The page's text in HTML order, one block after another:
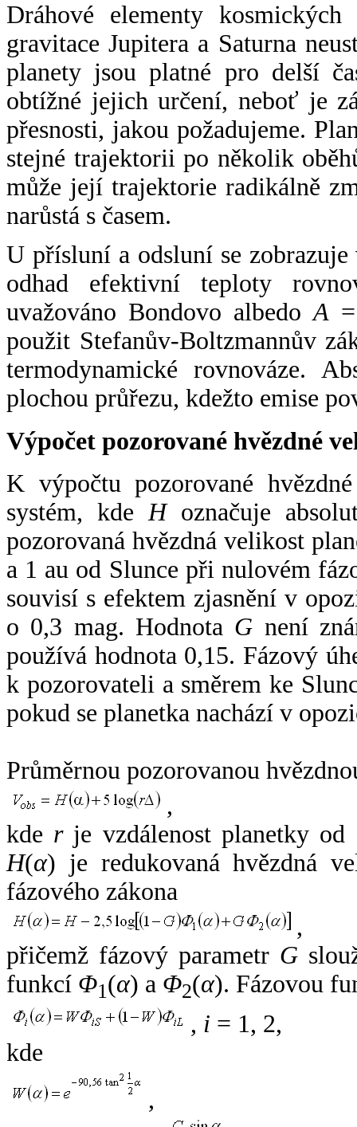
Dráhové elementy
gravitace Jupitera a Saturna
planety jsou platné pro delší
obtížné jejich určení, neboť je
přesnosti, jakou požadujeme.
stejné trajektorii po několik
může její trajektorie radikálně
narůstá s časem.
U přísluní a odsluní se
odhad efektivní teploty
uvažováno Bondovo albedoA
použit Stefanův-Boltzmannův
termodynamické rovnováze.
plochou průřezu, kdežto emise
Výpočet pozorované hvězdné
K výpočtu pozorované
systém, kde Hoznačuje
pozorovaná hvězdná velikost
a 1 au od Slunce při nulovém
souvisí s efektem zjasnění v
o 0,3 mag. Hodnota G není
používá hodnota 0,15. Fázový
k pozorovateli a směrem ke
pokud se planetka nachází v
Průměrnou pozorovanou
,
kde rje vzdálenost planetky od
H(α) je redukovaná hvězdná
fázového zákona
,
přičemž fázový parametr G
funkcí Φ1(α) a Φ2(α). Fázovou
, i = 1, 2,
kde
,